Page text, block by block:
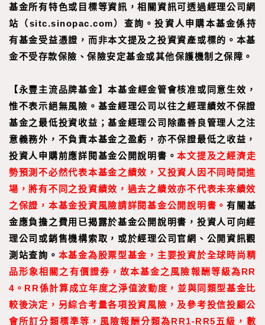
基金所有特色或目標等資訊，相關資訊可透過經理公司網
站（sitc.sinopac.com）查詢。投資人申購本基金係持
有基金受益憑證，而非本文提及之投資資產或標的。本基
金不受存款保險、保險安定基金或其他保護機制之保障。
【永豐主流品牌基金】本基金經金管會核准或同意生效，
惟不表示絕無風險。基金經理公司以往之經理績效不保證
基金之最低投資收益；基金經理公司除盡善良管理人之注
意義務外，不負責本基金之盈虧，亦不保證最低之收益，
投資人申購前應詳閱基金公開說明書。本文提及之經濟走
勢預測不必然代表本基金之績效，又投資人因不同時間進
場，將有不同之投資績效，過去之績效亦不代表未來績效
之保證，本基金投資風險請詳閱基金公開說明書。有關基
金應負擔之費用已揭露於基金公開說明書，投資人可向經
理公司或銷售機構索取，或於經理公司官網、公開資訊觀
測站查詢。 本基金為股票型基金，主要投資於全球時尚精
品形象相關之有價證券，故本基金之風險報酬等級為RR
4。RR係計算成立年度之淨值波動度，並與同類型基金比
較後決定，另綜合考量各項投資風險，及參考投信投顧公
會所訂分類標準等，風險報酬分類為RR1-RR5五級，數